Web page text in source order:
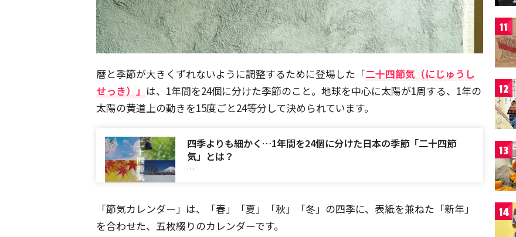
暦と季節が大きくずれないように調整するために登場した「二十四節気（にじゅうし
せっき）」 は、1年間を24個に分けた季節のこと。地球を中心に太陽が1周する、1年の
太陽の黄道上の動きを15度ごと24等分して決められています。
四季よりも細かく…1年間を24個に分けた日本の季節「二十四節
気」とは？
…
「節気カレンダー」は、「春」「夏」「秋」「冬」の四季に、表紙を兼ねた「新年」
を合わせた、五枚綴りのカレンダーです。
11
12
13
14